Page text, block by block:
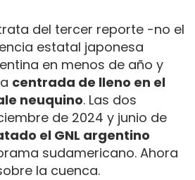
del tercer reporte -no el
estatal japonesa
en menos de año y
centrada de lleno en el
neuquino. Las dos
de 2024 y junio de
el GNL argentino
sudamericano. Ahora
la cuenca.